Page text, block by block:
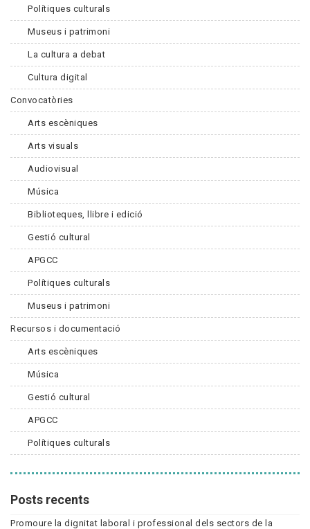
Polítiques culturals
Museus i patrimoni
La cultura a debat
Cultura digital
Convocatòries
Arts escèniques
Arts visuals
Audiovisual
Música
Biblioteques, llibre i edició
Gestió cultural
APGCC
Polítiques culturals
Museus i patrimoni
Recursos i documentació
Arts escèniques
Música
Gestió cultural
APGCC
Polítiques culturals
Posts recents
Promoure la dignitat laboral i professional dels sectors de la